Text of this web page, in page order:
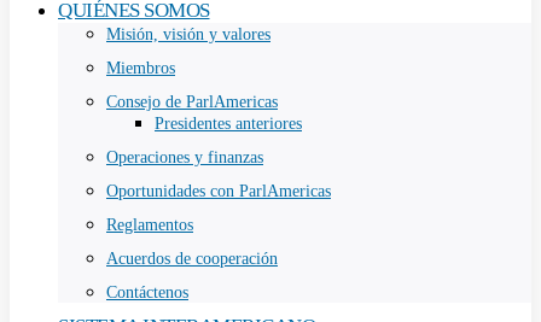
QUIÉNES SOMOS
Misión, visión y valores
Miembros
Consejo de ParlAmericas
Presidentes anteriores
Operaciones y finanzas
Oportunidades con ParlAmericas
Reglamentos
Acuerdos de cooperación
Contáctenos